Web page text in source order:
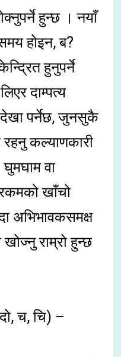
हुन्छ । नयाँ
होइन, ब?
हुनुपर्ने
दाम्पत्य
देखा पर्नेछ, जुनसुकै
रहनु कल्याणकारी
वा
खाँचो
अभिभावकसमक्ष
राम्रो हुन्छ
च, चि) –